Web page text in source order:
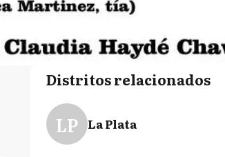
Distritos relacionados
LP La Plata